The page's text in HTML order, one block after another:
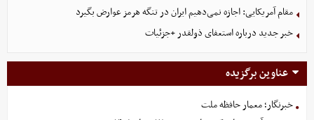
مقام آمریکایی: اجازه نمی‌دهیم ایران در تنگه هرمز عوارض بگیرد
خبر جدید درباره استعفای ذولقدر +جزئیات
عناوین برگزیده
خبرنگار؛ معمار حافظه ملت